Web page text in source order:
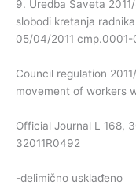
9. Uredba Saveta
slobodi kretanja
05/04/2011 cmp.0001-
Council regulation
movement of workers
Official Journal L 168,
32011R0492
-delimično usklađeno